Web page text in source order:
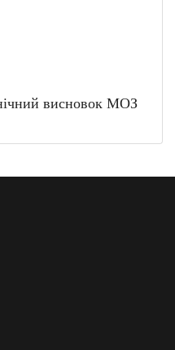
висновок МОЗ